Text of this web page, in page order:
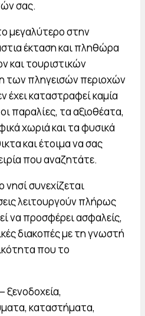
σας.
μεγαλύτερο στην
έκταση και πληθώρα
και τουριστικών
των πληγεισών περιοχών
έχει καταστραφεί καμία
παραλίες, τα αξιοθέατα,
χωριά και τα φυσικά
και έτοιμα να σας
που αναζητάτε.
συνεχίζεται
λειτουργούν πλήρως
να προσφέρει ασφαλείς,
διακοπές με τη γνωστή
που το
ξενοδοχεία,
καταστήματα,